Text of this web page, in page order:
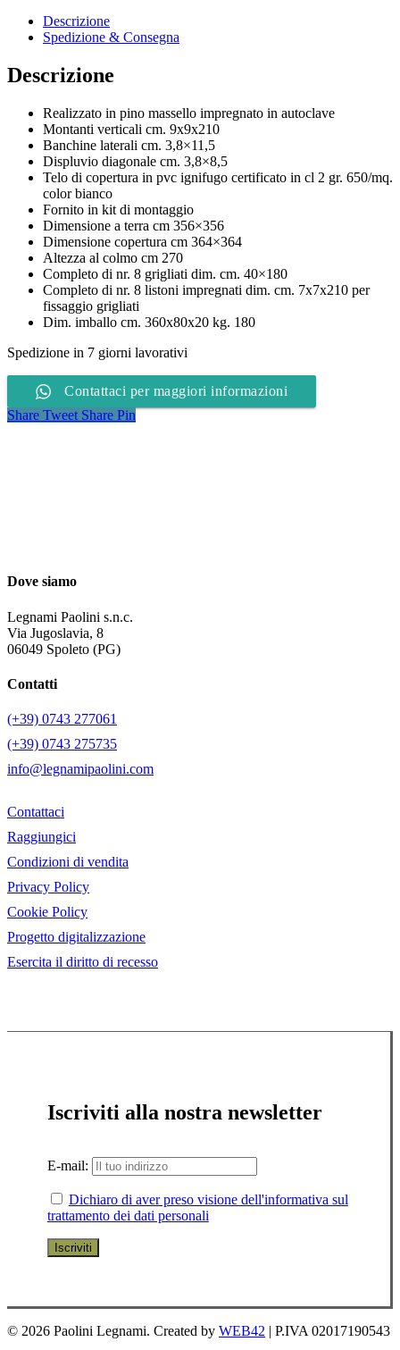
LinkedIn
Descrizione
Spedizione & Consegna
Descrizione
Realizzato in pino massello impregnato in autoclave
Montanti verticali cm. 9x9x210
Banchine laterali cm. 3,8×11,5
Displuvio diagonale cm. 3,8×8,5
Telo di copertura in pvc ignifugo certificato in cl 2 gr. 650/mq.
color bianco
Fornito in kit di montaggio
Dimensione a terra cm 356×356
Dimensione copertura cm 364×364
Altezza al colmo cm 270
Completo di nr. 8 grigliati dim. cm. 40×180
Completo di nr. 8 listoni impregnati dim. cm. 7x7x210 per
fissaggio grigliati
Dim. imballo cm. 360x80x20 kg. 180
Spedizione in 7 giorni lavorativi
Contattaci per maggiori informazioni
Share Tweet Share Pin
Dove siamo
Legnami Paolini s.n.c.
Via Jugoslavia, 8
06049 Spoleto (PG)
Contatti
(+39) 0743 277061
(+39) 0743 275735
info@legnamipaolini.com
Contattaci
Raggiungici
Condizioni di vendita
Privacy Policy
Cookie Policy
Progetto digitalizzazione
Esercita il diritto di recesso
Iscriviti alla nostra newsletter
E-mail:
Dichiaro di aver preso visione dell'informativa sul
trattamento dei dati personali
© 2026 Paolini Legnami. Created by WEB42 | P.IVA 02017190543